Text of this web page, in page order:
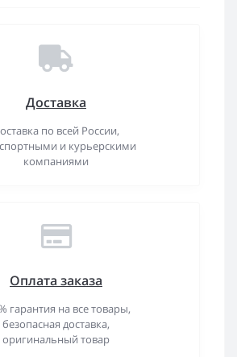
Доставка
по всей России,
и курьерскими
компаниями
Оплата заказа
гарантия на все товары,
безопасная доставка,
оригинальный товар